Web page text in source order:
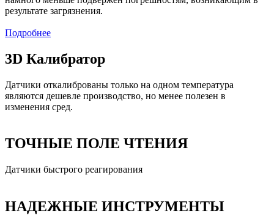
результате загрязнения.
Подробнее
3D Калибратор
Датчики откалиброваны только на одном температура
являются дешевле производство, но менее полезен в
изменения сред.
ТОЧНЫЕ ПОЛЕ ЧТЕНИЯ
Датчики быстрого реагирования
НАДЕЖНЫЕ ИНСТРУМЕНТЫ